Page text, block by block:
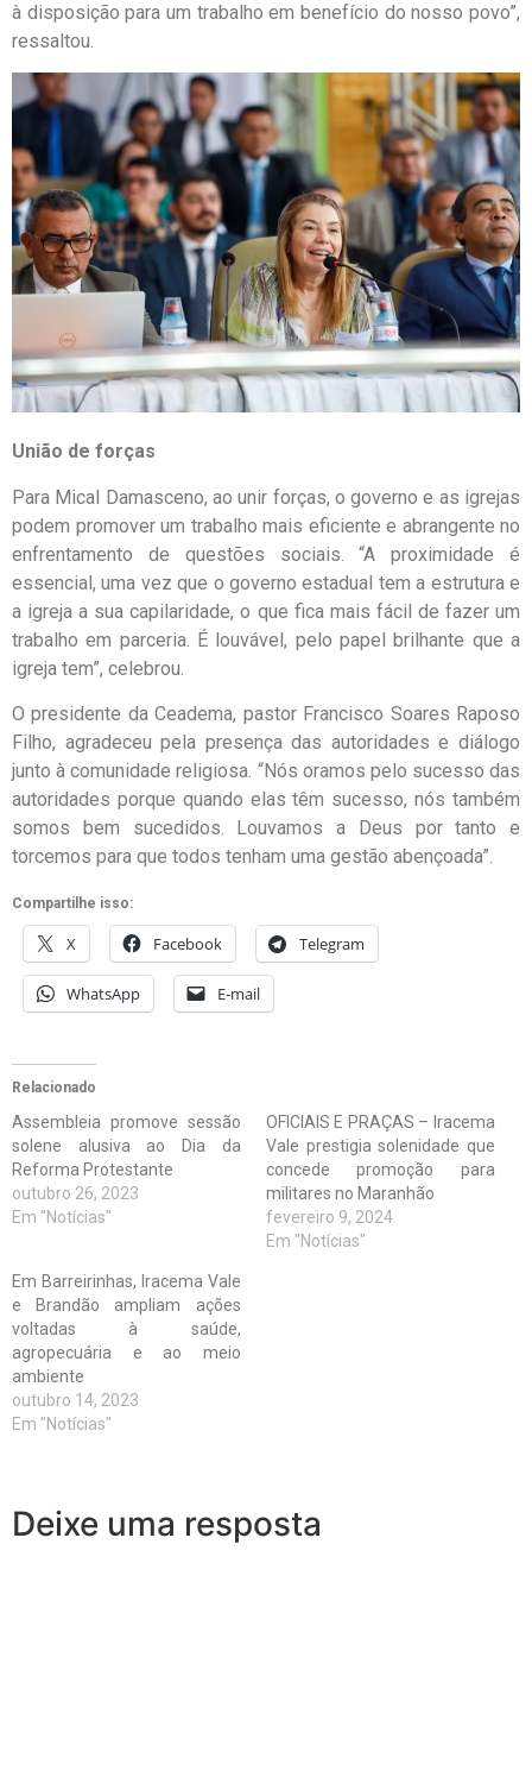
à disposição para um trabalho em benefício do nosso povo”,
ressaltou.
União de forças
Para Mical Damasceno, ao unir forças, o governo e as igrejas
podem promover um trabalho mais eficiente e abrangente no
enfrentamento de questões sociais. “A proximidade é
essencial, uma vez que o governo estadual tem a estrutura e
a igreja a sua capilaridade, o que fica mais fácil de fazer um
trabalho em parceria. É louvável, pelo papel brilhante que a
igreja tem”, celebrou.
O presidente da Ceadema, pastor Francisco Soares Raposo
Filho, agradeceu pela presença das autoridades e diálogo
junto à comunidade religiosa. “Nós oramos pelo sucesso das
autoridades porque quando elas têm sucesso, nós também
somos bem sucedidos. Louvamos a Deus por tanto e
torcemos para que todos tenham uma gestão abençoada”.
Compartilhe isso:
X Facebook Telegram
WhatsApp E-mail
Relacionado
Assembleia promove sessão
solene alusiva ao Dia da
Reforma Protestante
outubro 26, 2023
Em "Notícias"
OFICIAIS E PRAÇAS – Iracema
Vale prestigia solenidade que
concede promoção para
militares no Maranhão
fevereiro 9, 2024
Em "Notícias"
Em Barreirinhas, Iracema Vale
e Brandão ampliam ações
voltadas à saúde,
agropecuária e ao meio
ambiente
outubro 14, 2023
Em "Notícias"
Deixe uma resposta